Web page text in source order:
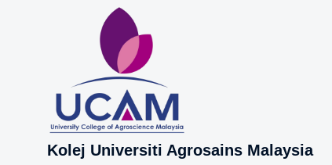
Kolej Universiti Agrosains Malaysia